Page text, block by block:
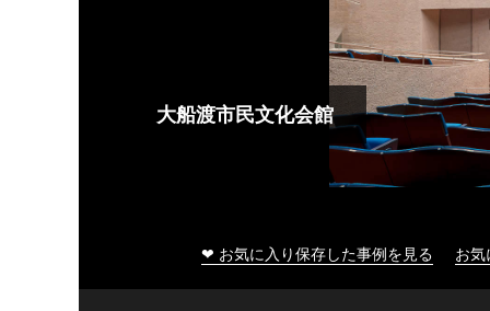
大船渡市民文化会館
❤ お気に入り保存した事例を見る お